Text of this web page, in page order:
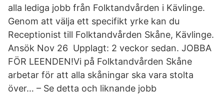
alla lediga jobb från Folktandvården i Kävlinge.
Genom att välja ett specifikt yrke kan du
Receptionist till Folktandvården Skåne, Kävlinge.
Ansök Nov 26 Upplagt: 2 veckor sedan. JOBBA
FÖR LEENDEN!Vi på Folktandvården Skåne
arbetar för att alla skåningar ska vara stolta
över… – Se detta och liknande jobb